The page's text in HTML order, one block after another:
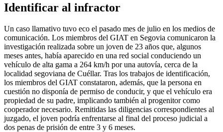
Identificar al infractor
Un caso llamativo tuvo eco el pasado mes de julio en los medios de
comunicación. Los miembros del GIAT en Segovia comunicaron la
investigación realizada sobre un joven de 23 años que, algunos
meses antes, había aparecido en una red social conduciendo un
vehículo de alta gama a 264 km/h por una autovía, cerca de la
localidad segoviana de Cuéllar. Tras los trabajos de identificación,
los miembros del GIAT constataron, además, que la persona en
cuestión no disponía de permiso de conducir, y que el vehículo era
propiedad de su padre, implicando también al progenitor como
cooperador necesario. Remitidas las diligencias correspondientes al
juzgado, el joven podría enfrentarse al final del proceso judicial a
dos penas de prisión de entre 3 y 6 meses.